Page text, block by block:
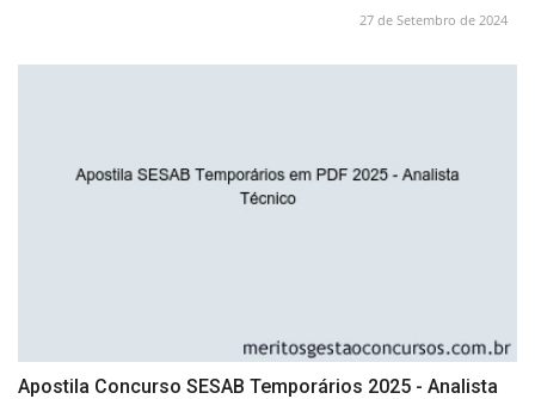
27 de Setembro de 2024
Apostila Concurso SESAB Temporários 2025 - Analista